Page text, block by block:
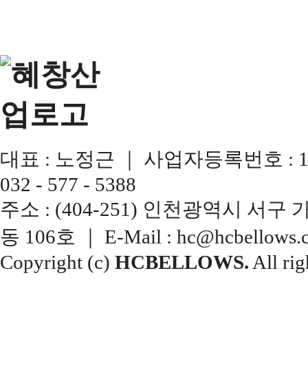
대표 : 노정근 ｜ 사업자등록번호 :
032 - 577 - 5388
주소 : (404-251) 인천광역시 서구
동 106호 ｜ E-Mail :
Copyright (c) HCBELLOWS. All